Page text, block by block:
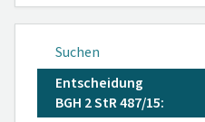
Suchen
Entscheidung
BGH 2 StR 487/15: